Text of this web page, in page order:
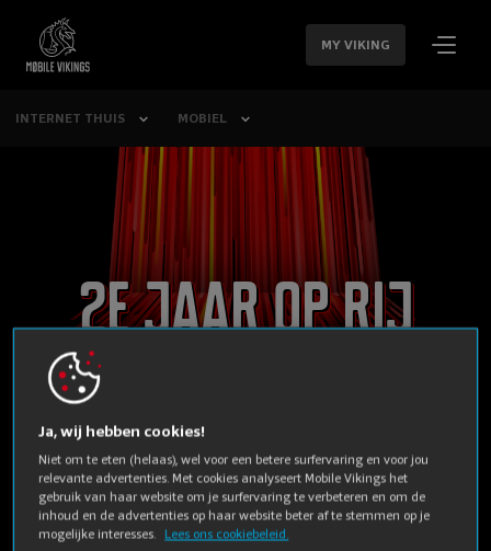
SLA
NAVIGATIE
OVER
MY VIKING
INTERNET THUIS MOBIEL
2e jaar op rij
Beste van de test
volgens
Testaankoop
Ja, wij hebben cookies!
Niet om te eten (helaas), wel voor een betere surfervaring en voor jou
relevante advertenties. Met cookies analyseert Mobile Vikings het
gebruik van haar website om je surfervaring te verbeteren en om de
inhoud en de advertenties op haar website beter af te stemmen op je
mogelijke interesses.
Lees ons cookiebeleid.